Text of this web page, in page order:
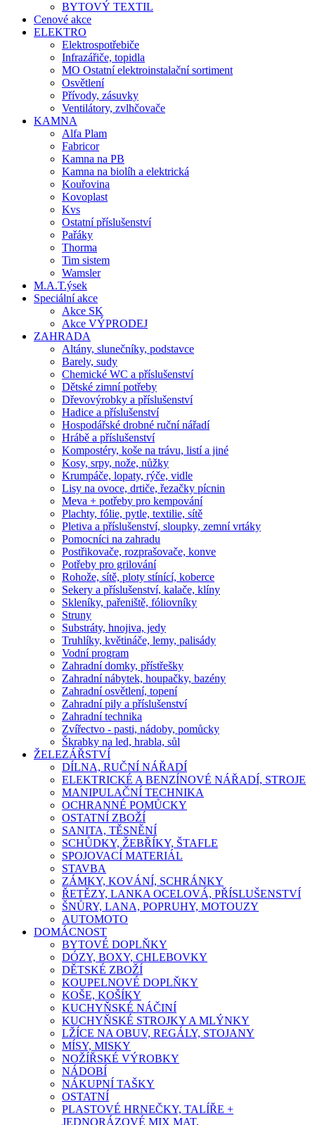
BYTOVÝ TEXTIL
Cenové akce
ELEKTRO
Elektrospotřebiče
Infrazářiče, topidla
MO Ostatní elektroinstalační sortiment
Osvětlení
Přívody, zásuvky
Ventilátory, zvlhčovače
KAMNA
Alfa Plam
Fabricor
Kamna na PB
Kamna na biolíh a elektrická
Kouřovina
Kovoplast
Kvs
Ostatní příslušenství
Pařáky
Thorma
Tim sistem
Wamsler
M.A.T.ýsek
Speciální akce
Akce SK
Akce VÝPRODEJ
ZAHRADA
Altány, slunečníky, podstavce
Barely, sudy
Chemické WC a příslušenství
Dětské zimní potřeby
Dřevovýrobky a příslušenství
Hadice a příslušenství
Hospodářské drobné ruční nářadí
Hrábě a příslušenství
Kompostéry, koše na trávu, listí a jiné
Kosy, srpy, nože, nůžky
Krumpáče, lopaty, rýče, vidle
Lisy na ovoce, drtiče, řezačky pícnin
Meva + potřeby pro kempování
Plachty, fólie, pytle, textilie, sítě
Pletiva a příslušenství, sloupky, zemní vrtáky
Pomocníci na zahradu
Postřikovače, rozprašovače, konve
Potřeby pro grilování
Rohože, sítě, ploty stínící, koberce
Sekery a příslušenství, kalače, klíny
Skleníky, pařeniště, fóliovníky
Struny
Substráty, hnojiva, jedy
Truhlíky, květináče, lemy, palisády
Vodní program
Zahradní domky, přístřešky
Zahradní nábytek, houpačky, bazény
Zahradní osvětlení, topení
Zahradní pily a příslušenství
Zahradní technika
Zvířectvo - pasti, nádoby, pomůcky
Škrabky na led, hrabla, sůl
ŽELEZÁŘSTVÍ
DÍLNA, RUČNÍ NÁŘADÍ
ELEKTRICKÉ A BENZÍNOVÉ NÁŘADÍ, STROJE
MANIPULAČNÍ TECHNIKA
OCHRANNÉ POMŮCKY
OSTATNÍ ZBOŽÍ
SANITA, TĚSNĚNÍ
SCHŮDKY, ŽEBŘÍKY, ŠTAFLE
SPOJOVACÍ MATERIÁL
STAVBA
ZÁMKY, KOVÁNÍ, SCHRÁNKY
ŘETĚZY, LANKA OCELOVÁ, PŘÍSLUŠENSTVÍ
ŠNŮRY, LANA, POPRUHY, MOTOUZY
AUTOMOTO
DOMÁCNOST
BYTOVÉ DOPLŇKY
DÓZY, BOXY, CHLEBOVKY
DĚTSKÉ ZBOŽÍ
KOUPELNOVÉ DOPLŇKY
KOŠE, KOŠÍKY
KUCHYŇSKÉ NÁČINÍ
KUCHYŇSKÉ STROJKY A MLÝNKY
LŽÍCE NA OBUV, REGÁLY, STOJANY
MÍSY, MISKY
NOŽÍŘSKÉ VÝROBKY
NÁDOBÍ
NÁKUPNÍ TAŠKY
OSTATNÍ
PLASTOVÉ HRNEČKY, TALÍŘE +
JEDNORÁZOVÉ MIX MAT.